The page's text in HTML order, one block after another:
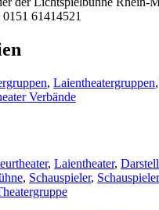
61414521
, Laientheatergruppen,
Verbände
, Laientheater,
, Schauspieler,